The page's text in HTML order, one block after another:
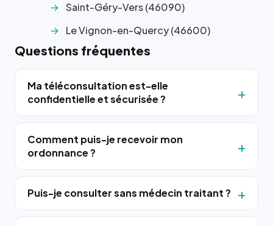
Saint-Géry-Vers (46090)
Le Vignon-en-Quercy (46600)
Questions fréquentes
Ma téléconsultation est-elle
confidentielle et sécurisée ?
Comment puis-je recevoir mon
ordonnance ?
Puis-je consulter sans médecin traitant ?